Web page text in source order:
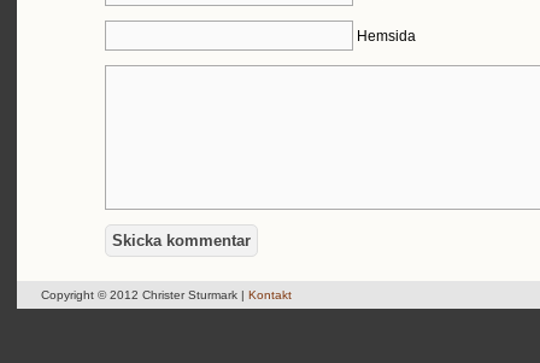
Hemsida
Copyright © 2012 Christer Sturmark | Kontakt